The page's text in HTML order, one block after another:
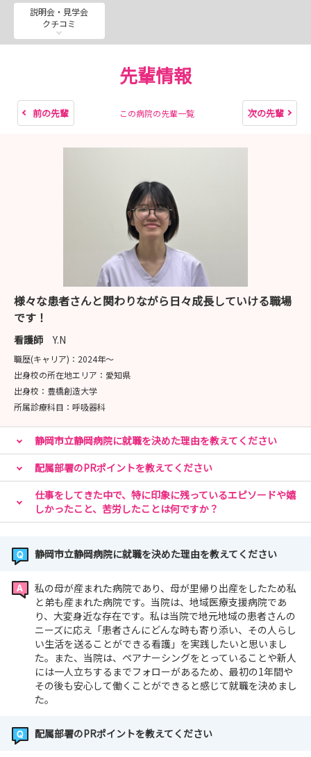
お申し込みは当院ホームページよりお願いいたします。
説明会・見学会
クチコミ
先輩情報
前の先輩 この病院の先輩一覧 次の先輩
様々な患者さんと関わりながら日々成長していける職場
です！
看護師 Y.N
職歴(キャリア)： 2024年〜
出身校の所在地エリア： 愛知県
出身校： 豊橋創造大学
所属診療科目： 呼吸器科
静岡市立静岡病院に就職を決めた理由を教えてください
配属部署のPRポイントを教えてください
仕事をしてきた中で、特に印象に残っているエピソードや嬉
しかったこと、苦労したことは何ですか？
静岡市立静岡病院に就職を決めた理由を教えてください
私の母が産まれた病院であり、母が里帰り出産をしたため私
と弟も産まれた病院です。当院は、地域医療支援病院であ
り、大変身近な存在です。私は当院で地元地域の患者さんの
ニーズに応え「患者さんにどんな時も寄り添い、その人らし
い生活を送ることができる看護」を実践したいと思いまし
た。また、当院は、ペアナーシングをとっていることや新人
には一人立ちするまでフォローがあるため、最初の1年間や
その後も安心して働くことができると感じて就職を決めまし
た。
配属部署のPRポイントを教えてください